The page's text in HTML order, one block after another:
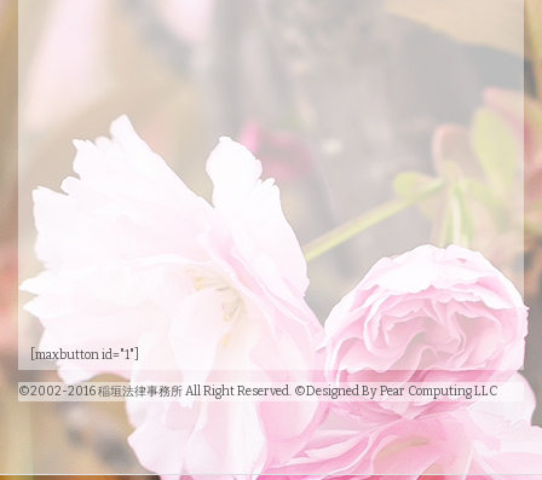
[maxbutton id="1"]
©2002-2016 稲垣法律事務所 All Right Reserved. ©Designed By Pear Computing LLC